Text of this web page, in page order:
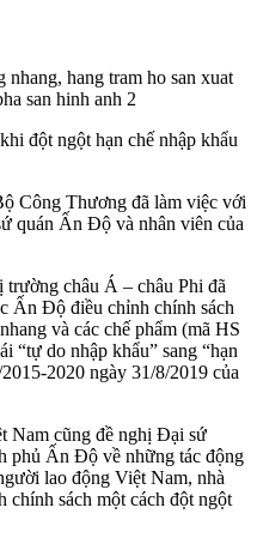
đột ngột hạn chế nhập khẩu
Công Thương đã làm việc với
quán Ấn Độ và nhân viên của
châu Á – châu Phi đã
Ấn Độ điều chỉnh chính sách
và các chế phẩm (mã HS
“tự do nhập khẩu” sang “hạn
2020 ngày 31/8/2019 của
Nam cũng đề nghị Đại sứ
phủ Ấn Độ về những tác động
lao động Việt Nam, nhà
sách một cách đột ngột